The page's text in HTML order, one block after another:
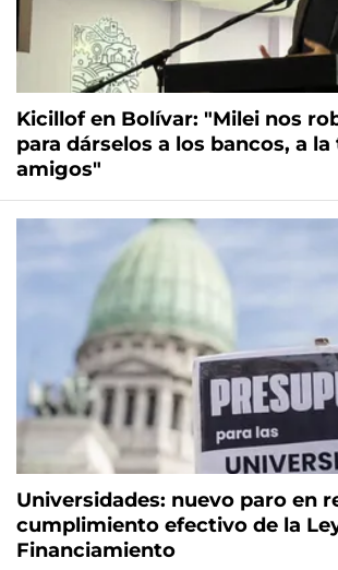
Kicillof en Bolívar: "Milei nos
para dárselos a los bancos, a
amigos"
Universidades: nuevo paro en
cumplimiento efectivo de la
Financiamiento